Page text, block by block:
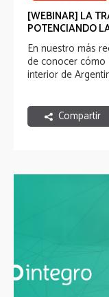
Employee
[WEBINAR] LA
POTENCIANDO
En nuestro más
de conocer cómo
interior de
Compartir